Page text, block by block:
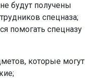
будут получены
спецназа;
помогать спецназу
которые могут